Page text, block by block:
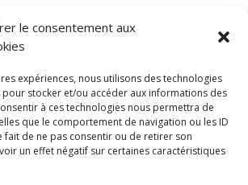
le consentement aux
expériences, nous utilisons des technologies
stocker et/ou accéder aux informations des
à ces technologies nous permettra de
que le comportement de navigation ou les ID
fait de ne pas consentir ou de retirer son
un effet négatif sur certaines caractéristiques
scolaire
expériences